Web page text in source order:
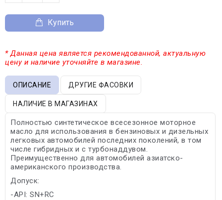
Купить
* Данная цена является рекомендованной, актуальную
цену и наличие уточняйте в магазине.
ОПИСАНИЕ ДРУГИЕ ФАСОВКИ
НАЛИЧИЕ В МАГАЗИНАХ
Полностью синтетическое всесезонное моторное
масло для использования в бензиновых и дизельных
легковых автомобилей последних поколений, в том
числе гибридных и с турбонаддувом.
Преимущественно для автомобилей азиатско-
американского производства.
Допуск:
-API: SN+RC